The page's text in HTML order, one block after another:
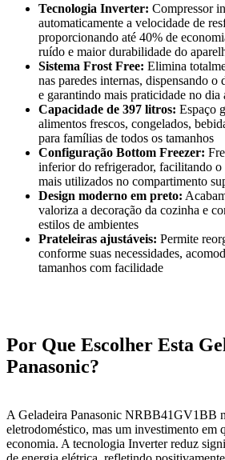
Tecnologia Inverter: Compressor
automaticamente a velocidade de
proporcionando até 40% de
ruído e maior durabilidade do
Sistema Frost Free: Elimina
nas paredes internas, dispensando o
e garantindo mais praticidade no dia
Capacidade de 397 litros: Espaço
alimentos frescos, congelados,
para famílias de todos os tamanhos
Configuração Bottom Freezer:
inferior do refrigerador, facilitando o
mais utilizados no compartimento
Design moderno em preto:
valoriza a decoração da cozinha e
estilos de ambientes
Prateleiras ajustáveis: Permite
conforme suas necessidades,
tamanhos com facilidade
Por Que Escolher Esta
Panasonic?
A Geladeira Panasonic NRBB41GV1BB
eletrodoméstico, mas um investimento em
economia. A tecnologia Inverter reduz